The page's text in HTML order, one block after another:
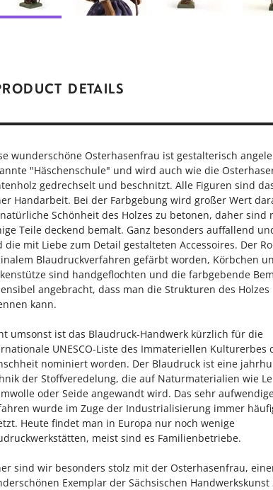
DETAILS
wunderschöne Osterhasenfrau ist gestalterisch
"Häschenschule" und wird auch wie die
gedrechselt und beschnitzt. Alle Figuren sind
Handarbeit. Bei der Farbgebung wird großer Wert
Schönheit des Holzes zu betonen, daher sind
Teile deckend bemalt. Ganz besonders auffallend
die mit Liebe zum Detail gestalteten Accessoires. Der
Blaudruckverfahren gefärbt worden, Körbchen
sind handgeflochten und die farbgebende
angebracht, dass man die Strukturen des
kann.
umsonst ist das Blaudruck-Handwerk kürzlich für die
UNESCO-Liste des Immateriellen Kulturerbes
nominiert worden. Der Blaudruck ist eine
der Stoffveredelung, die auf Naturmaterialien wie
oder Seide angewandt wird. Das sehr
wurde im Zuge der Industrialisierung immer
Heute findet man in Europa nur noch wenige
meist sind es Familienbetriebe.
sind wir besonders stolz mit der Osterhasenfrau,
Exemplar der Sächsischen Handwerkskunst